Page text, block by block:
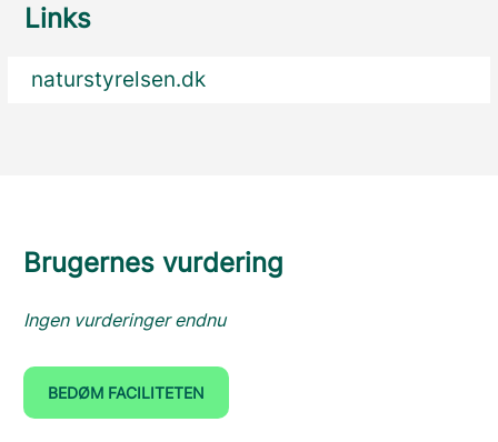
Links
naturstyrelsen.dk
Brugernes vurdering
Ingen vurderinger endnu
BEDØM FACILITETEN